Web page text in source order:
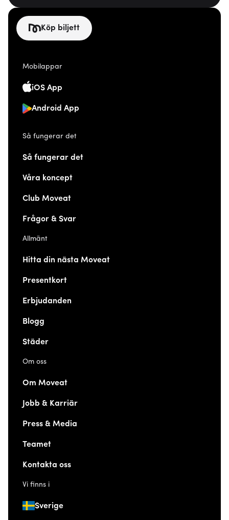
Köp biljett
Mobilappar
iOS App
Android App
Så fungerar det
Så fungerar det
Våra koncept
Club Moveat
Frågor & Svar
Allmänt
Hitta din nästa Moveat
Presentkort
Erbjudanden
Blogg
Städer
Om oss
Om Moveat
Jobb & Karriär
Press & Media
Teamet
Kontakta oss
Vi finns i
Sverige